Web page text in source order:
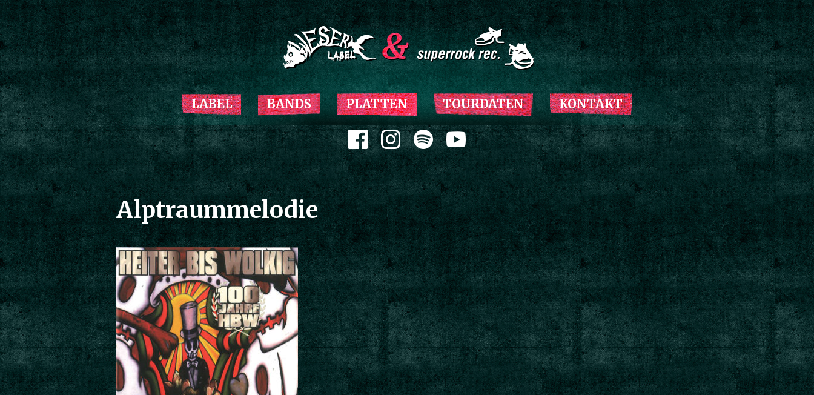
Zum Inhalt springen
LABEL BANDS PLATTEN TOURDATEN KONTAKT
Zum Inhalt springen
Alptraummelodie